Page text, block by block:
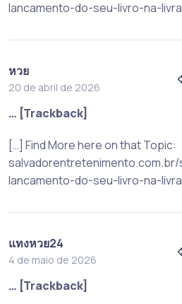
lancamento-do-seu-livro-na-
หวย
20 de abril de 2026
… [Trackback]
[…] Find More here on that Topic:
lancamento-do-seu-livro-na-
แทงหวย24
4 de maio de 2026
… [Trackback]